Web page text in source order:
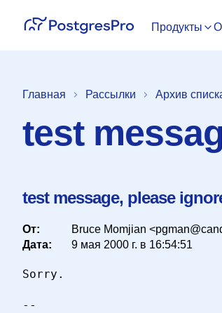
Продукты О
Главная Рассылки Архив
test
test message, please
От:
Bruce Momjian
Дата:
9 мая 2000 г. в 16:54:51
Sorry.
--